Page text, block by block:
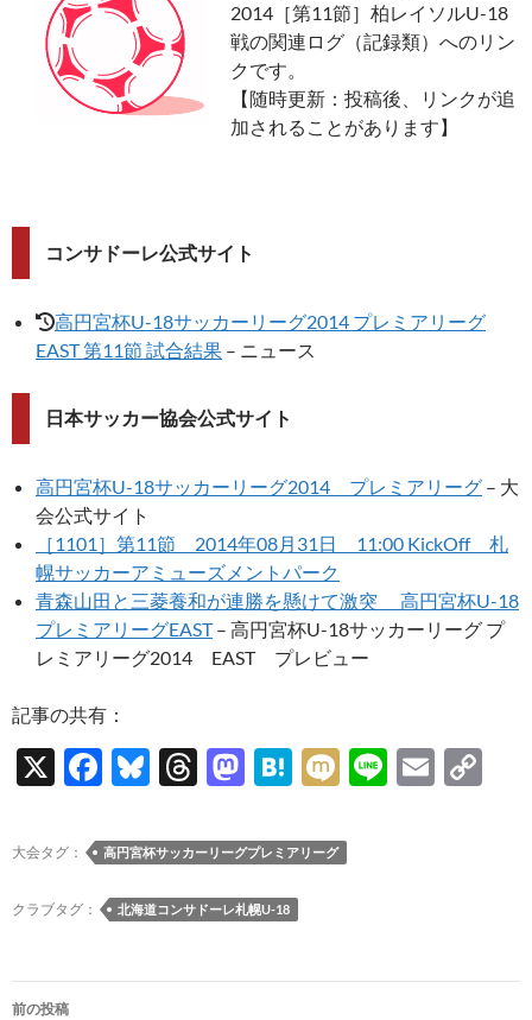
2014［第11節］柏レイソルU-18
戦の関連ログ（記録類）へのリン
クです。
【随時更新：投稿後、リンクが追
加されることがあります】
コンサドーレ公式サイト
高円宮杯U-18サッカーリーグ2014 プレミアリーグ
EAST 第11節 試合結果 – ニュース
日本サッカー協会公式サイト
高円宮杯U-18サッカーリーグ2014 プレミアリーグ – 大
会公式サイト
［1101］第11節 2014年08月31日 11:00 KickOff 札
幌サッカーアミューズメントパーク
青森山田と三菱養和が連勝を懸けて激突 高円宮杯U-18
プレミアリーグEAST– 高円宮杯U-18サッカーリーグ プ
レミアリーグ2014 EAST プレビュー
記事の共有：
X
F
e
b
o
k
Bl
es
k
y
T
e
a
ds
M
to
d
o
H
e
n
a
M Li
E
k
大会タグ： 高円宮杯サッカーリーグプレミアリーグ
クラブタグ： 北海道コンサドーレ札幌U-18
投
前の投稿